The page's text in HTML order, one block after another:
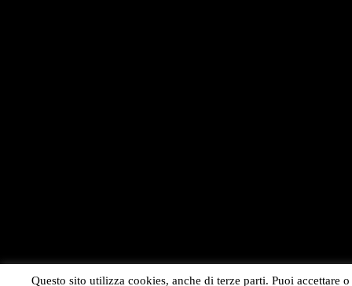
Questo sito utilizza cookies, anche di terze parti. Puoi